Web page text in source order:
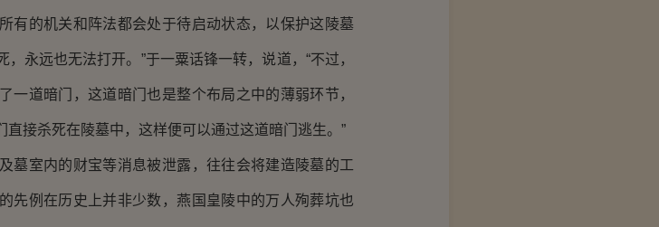
有的机关和阵法都会处于待启动状态，以保护这陵墓
永远也无法打开。”于一粟话锋一转，说道，“不过，
一道暗门，这道暗门也是整个布局之中的薄弱环节，
接杀死在陵墓中，这样便可以通过这道暗门逃生。”
室内的财宝等消息被泄露，往往会将建造陵墓的工
先例在历史上并非少数，燕国皇陵中的万人殉葬坑也